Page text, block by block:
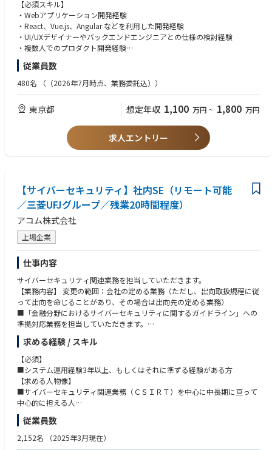
【開発環境】
・フレームワーク: Vue.js
・開発言語: JavaScript, TypeScript
・データベース: PostgreSQL
・ソースコード管理: GitHub
・CI/CD: CircleCI
・ドキュメント: Google workspace
・チャット: Slack
【必須スキル】
・Webアプリケーション開発経験
・React、Vue.js、Angular などを利用した開発経験
・UI/UXデザイナーやバックエンドエンジニアとの仕様の検討経験
・複数人でのプロダクト開発経験
【歓迎スキル】
・Node.jsなどによるバックエンド開発の経験
・WebアプリケーションのUI設計やデザイン経験
・テックリード等の技術に関する意思決定責任者の経験
【求める人物像】
・主体的に行動し、自らの領域だけに囚われずプロダクトを俯瞰し常に改
・AIやブロックチェーン等最新技術を積極的に学習して顧客オリエンテッ
ドなサービス構築に向け社内外のシステムに実装させたい方
・Mission「次世代によりよい世界を」に共感し、主体的かつ自由に企業カ
ルチャーをゼロから一緒に創りあげていきたい方
従業員数
480名 （（2026年7月時点、業務委託込））
東京都 想定年収 1,100 万円 ~ 1,800 万円
求人エントリー
【サイバーセキュリティ】社内SE（リモート可能
／三菱UFJグループ／残業20時間程度）
アコム株式会社
上場企業
仕事内容
サイバーセキュリティ関連業務を担当していただきます。
【業務内容】 変更の範囲：会社の定める業務（ただし、出向取扱規程に従
って出向を命じることがあり、その場合は出向先の定める業務）
■「金融分野におけるサイバーセキュリティに関するガイドライン」への
準拠対応業務を担当していただきます。
■MUFGグループ共通のサイバーセキュリティプロジェクト対応業務を担
当していただきます。主なタスクは以下のようなものになります。
・サイバーセキュリティに係るルール整備関連業務
・システムリスク評価フレームワーク適用関連業務
・情報資産台帳・暗号インベントリ作成関連業務
・脅威インテリジェンス関連業務
・ＴＬＰＴ関連業務
・サイバーセキュリティに係る人材育成関連業務
・アカウント統合管理関連業務
・ＤＤｏＳ対策関連業務
求める経験 / スキル
【必須】
■システム運用経験3年以上、もしくはそれに準ずる経験がある方
【求める人物像】
■サイバーセキュリティ関連業務（ＣＳＩＲＴ）を中心に中長期に亘って
中心的に担える人
■サイバーセキュリティに関する興味や用語等の理解がある方
■他部室や関係会社等と良好な関係を築くことができ、コミュニケーショ
ンスキルが高い方
従業員数
2,152名 （2025年3月現在）